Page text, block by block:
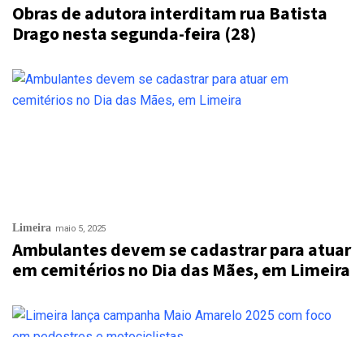
Obras de adutora interditam rua Batista
Drago nesta segunda-feira (28)
Limeira maio 5, 2025
Ambulantes devem se cadastrar para atuar
em cemitérios no Dia das Mães, em Limeira